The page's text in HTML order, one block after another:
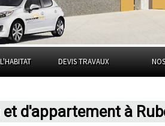
DEVIS TRAVAUX
d'appartement à